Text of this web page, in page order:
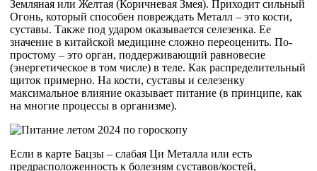
Земляная или Желтая (Коричневая Змея). Приходит сильный
Огонь, который способен повреждать Металл – это кости,
суставы. Также под ударом оказывается селезенка. Ее
значение в китайской медицине сложно переоценить. По-
простому – это орган, поддерживающий равновесие
(энергетическое в том числе) в теле. Как распределительный
щиток примерно. На кости, суставы и селезенку
максимальное влияние оказывает питание (в принципе, как
на многие процессы в организме).
Если в карте Бацзы – слабая Ци Металла или есть
предрасположенность к болезням суставов/костей,